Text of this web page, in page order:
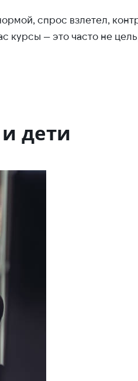
спрос взлетел,
курсы — это часто не
дети